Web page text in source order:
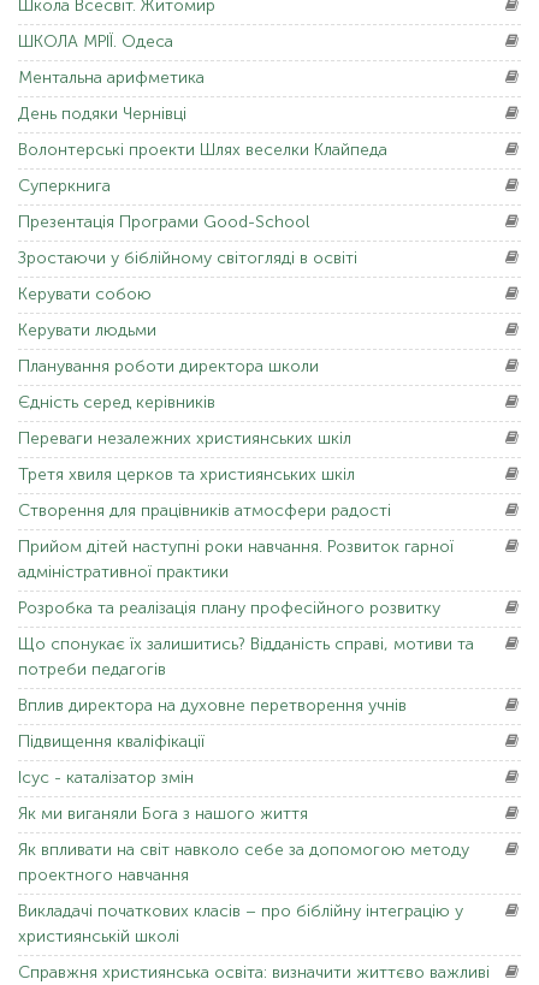
Школа Всесвіт. Житомир
ШКОЛА МРІЇ. Одеса
Ментальна арифметика
День подяки Чернівці
Волонтерські проекти Шлях веселки Клайпеда
Суперкнига
Презентація Програми Good-School
Зростаючи у біблійному світогляді в освіті
Керувати собою
Керувати людьми
Планування роботи директора школи
Єдність серед керівників
Переваги незалежних християнських шкіл
Третя хвиля церков та християнських шкіл
Створення для працівників атмосфери радості
Прийом дітей наступні роки навчання. Розвиток гарної
адміністративної практики
Розробка та реалізація плану професійного розвитку
Що спонукає їх залишитись? Відданість справі, мотиви та
потреби педагогів
Вплив директора на духовне перетворення учнів
Підвищення кваліфікації
Ісус - каталізатор змін
Як ми виганяли Бога з нашого життя
Як впливати на світ навколо себе за допомогою методу
проектного навчання
Викладачі початкових класів – про біблійну інтеграцію у
християнській школі
Справжня християнська освіта: визначити життєво важливі